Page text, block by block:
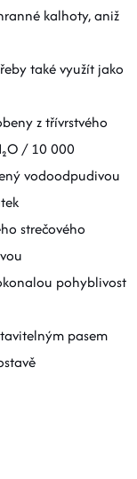
kalhoty, aniž
také využít jako
z třívrstvého
/ 10 000
vodoodpudivou
strečového
pohyblivost
pasem